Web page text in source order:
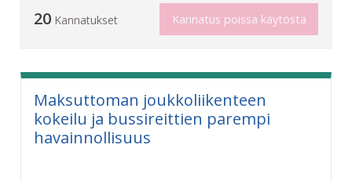
20 Kannatukset Kannatus poissa käytöstä
Maksuttoman joukkoliikenteen
kokeilu ja bussireittien parempi
havainnollisuus